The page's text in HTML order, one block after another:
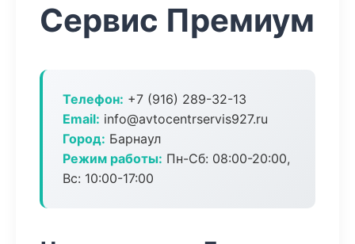
Сервис Премиум
Телефон: +7 (916) 289-32-13
Email: info@avtocentrservis927.ru
Город: Барнаул
Режим работы: Пн-Сб: 08:00-20:00,
Вс: 10:00-17:00